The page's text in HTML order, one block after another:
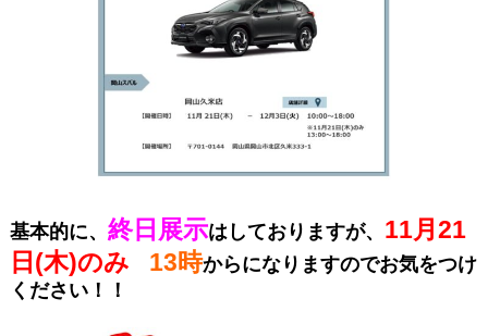
基本的に、 終日展示はしておりますが、 11月21
日(木)のみ
13時からになりますのでお気をつけ
ください！！